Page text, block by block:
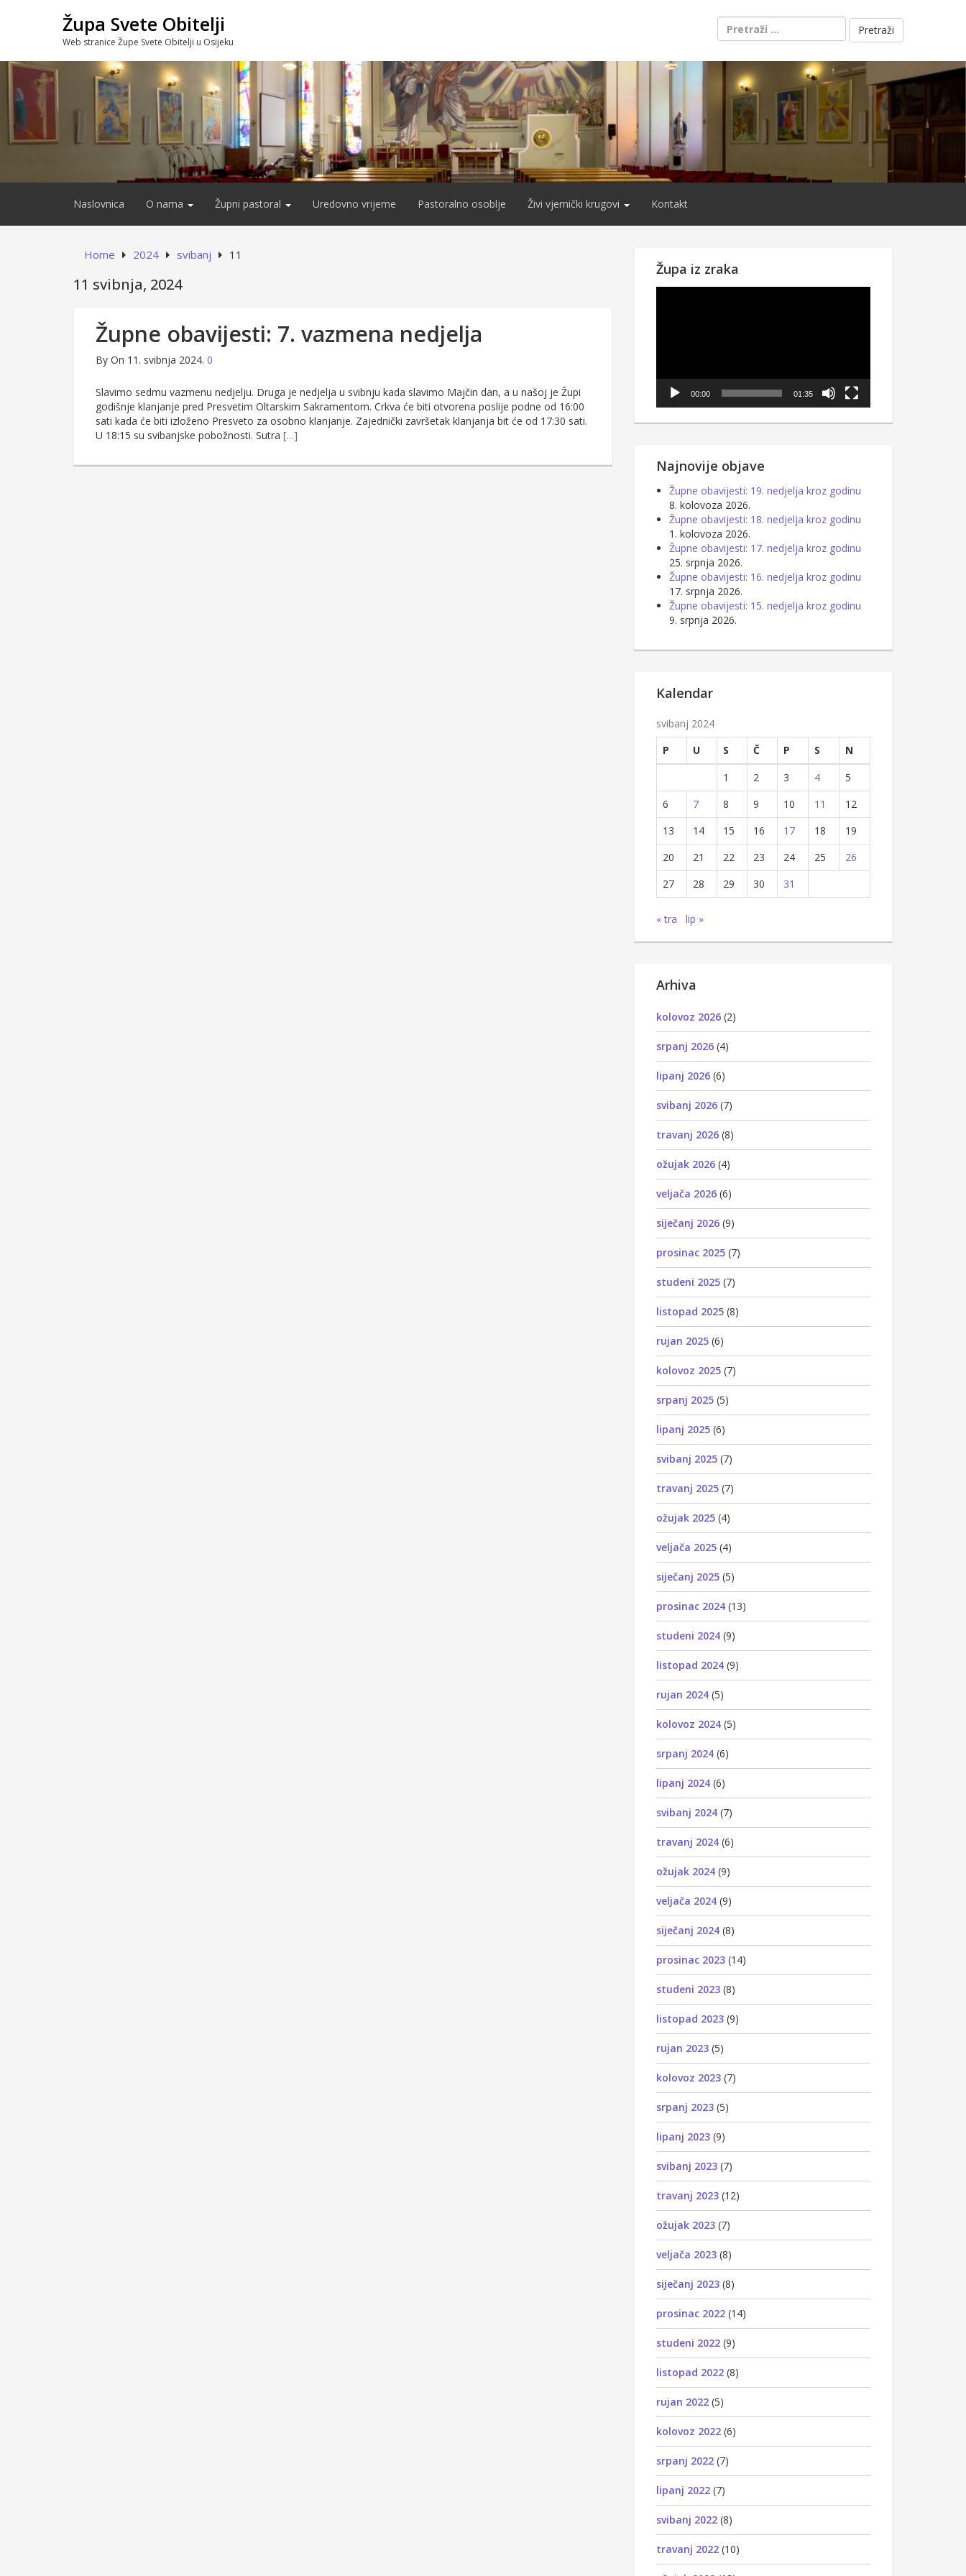
Župa Svete Obitelji
Web stranice Župe Svete Obitelji u Osijeku
Pretraži:
Naslovnica O nama Župni pastoral Uredovno vrijeme Pastoralno osoblje Živi vjernički krugovi Kontakt
Home 2024 svibanj 11
11 svibnja, 2024
Župne obavijesti: 7. vazmena nedjelja
By On 11. svibnja 2024. 0
Slavimo sedmu vazmenu nedjelju. Druga je nedjelja u svibnju kada slavimo Majčin dan, a u našoj je Župi
godišnje klanjanje pred Presvetim Oltarskim Sakramentom. Crkva će biti otvorena poslije podne od 16:00
sati kada će biti izloženo Presveto za osobno klanjanje. Zajednički završetak klanjanja bit će od 17:30 sati.
U 18:15 su svibanjske pobožnosti. Sutra […]
Župa iz zraka
00:00 01:35
Najnovije objave
Župne obavijesti: 19. nedjelja kroz godinu
8. kolovoza 2026.
Župne obavijesti: 18. nedjelja kroz godinu
1. kolovoza 2026.
Župne obavijesti: 17. nedjelja kroz godinu
25. srpnja 2026.
Župne obavijesti: 16. nedjelja kroz godinu
17. srpnja 2026.
Župne obavijesti: 15. nedjelja kroz godinu
9. srpnja 2026.
Kalendar
svibanj 2024
P
U S Č P S
N
1
2 3 4
5
6
7 8 9 10 11
12
13
14 15 16 17 18
19
20
21 22 23 24 25
26
27
28 29 30 31
« tra lip »
Arhiva
kolovoz 2026 (2)
srpanj 2026 (4)
lipanj 2026 (6)
svibanj 2026 (7)
travanj 2026 (8)
ožujak 2026 (4)
veljača 2026 (6)
siječanj 2026 (9)
prosinac 2025 (7)
studeni 2025 (7)
listopad 2025 (8)
rujan 2025 (6)
kolovoz 2025 (7)
srpanj 2025 (5)
lipanj 2025 (6)
svibanj 2025 (7)
travanj 2025 (7)
ožujak 2025 (4)
veljača 2025 (4)
siječanj 2025 (5)
prosinac 2024 (13)
studeni 2024 (9)
listopad 2024 (9)
rujan 2024 (5)
kolovoz 2024 (5)
srpanj 2024 (6)
lipanj 2024 (6)
svibanj 2024 (7)
travanj 2024 (6)
ožujak 2024 (9)
veljača 2024 (9)
siječanj 2024 (8)
prosinac 2023 (14)
studeni 2023 (8)
listopad 2023 (9)
rujan 2023 (5)
kolovoz 2023 (7)
srpanj 2023 (5)
lipanj 2023 (9)
svibanj 2023 (7)
travanj 2023 (12)
ožujak 2023 (7)
veljača 2023 (8)
siječanj 2023 (8)
prosinac 2022 (14)
studeni 2022 (9)
listopad 2022 (8)
rujan 2022 (5)
kolovoz 2022 (6)
srpanj 2022 (7)
lipanj 2022 (7)
svibanj 2022 (8)
travanj 2022 (10)